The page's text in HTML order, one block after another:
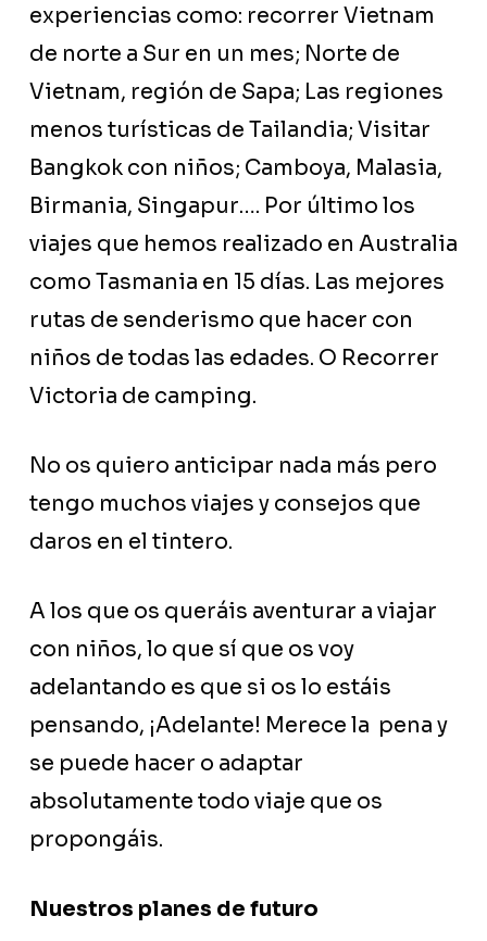
experiencias como: recorrer Vietnam
de norte a Sur en un mes; Norte de
Vietnam, región de Sapa; Las regiones
menos turísticas de Tailandia; Visitar
Bangkok con niños; Camboya, Malasia,
Birmania, Singapur…. Por último los
viajes que hemos realizado en Australia
como Tasmania en 15 días. Las mejores
rutas de senderismo que hacer con
niños de todas las edades. O Recorrer
Victoria de camping.
No os quiero anticipar nada más pero
tengo muchos viajes y consejos que
daros en el tintero.
A los que os queráis aventurar a viajar
con niños, lo que sí que os voy
adelantando es que si os lo estáis
pensando, ¡Adelante! Merece la pena y
se puede hacer o adaptar
absolutamente todo viaje que os
propongáis.
Nuestros planes de futuro